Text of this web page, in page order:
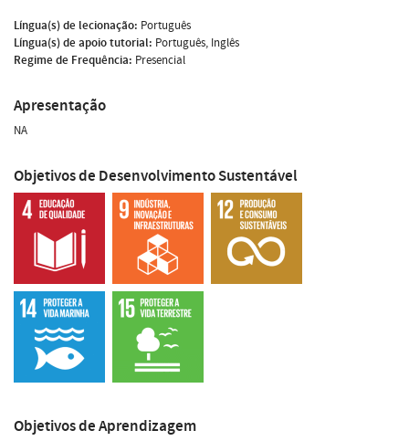
Língua(s) de lecionação: Português
Língua(s) de apoio tutorial: Português, Inglês
Regime de Frequência: Presencial
Apresentação
NA
Objetivos de Desenvolvimento Sustentável
Objetivos de Aprendizagem